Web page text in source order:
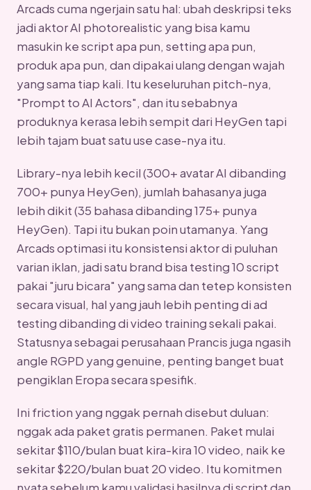
Arcads cuma ngerjain satu hal: ubah deskripsi teks
jadi aktor AI photorealistic yang bisa kamu
masukin ke script apa pun, setting apa pun,
produk apa pun, dan dipakai ulang dengan wajah
yang sama tiap kali. Itu keseluruhan pitch-nya,
"Prompt to AI Actors", dan itu sebabnya
produknya kerasa lebih sempit dari HeyGen tapi
lebih tajam buat satu use case-nya itu.
Library-nya lebih kecil (300+ avatar AI dibanding
700+ punya HeyGen), jumlah bahasanya juga
lebih dikit (35 bahasa dibanding 175+ punya
HeyGen). Tapi itu bukan poin utamanya. Yang
Arcads optimasi itu konsistensi aktor di puluhan
varian iklan, jadi satu brand bisa testing 10 script
pakai "juru bicara" yang sama dan tetep konsisten
secara visual, hal yang jauh lebih penting di ad
testing dibanding di video training sekali pakai.
Statusnya sebagai perusahaan Prancis juga ngasih
angle RGPD yang genuine, penting banget buat
pengiklan Eropa secara spesifik.
Ini friction yang nggak pernah disebut duluan:
nggak ada paket gratis permanen. Paket mulai
sekitar $110/bulan buat kira-kira 10 video, naik ke
sekitar $220/bulan buat 20 video. Itu komitmen